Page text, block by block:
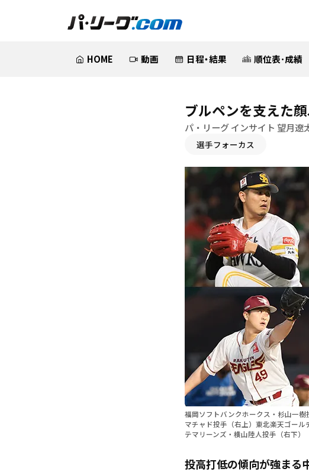
HOME 動画 日程・結果 順位表･成績
ブルペンを支えた
パ・リーグ インサイト 望月遼
選手フォーカス
福岡ソフトバンクホークス・杉山一
マチャド投手（右上）東北楽天ゴー
テマリーンズ・横山陸人投手（右下）
投高打低の傾向が強まる